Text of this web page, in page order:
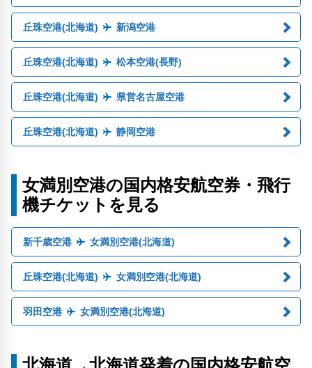
丘珠空港(北海道) 新潟空港
丘珠空港(北海道) 松本空港(長野)
丘珠空港(北海道) 県営名古屋空港
丘珠空港(北海道) 静岡空港
女満別空港の国内格安航空券・飛行
機チケットを見る
新千歳空港 女満別空港(北海道)
丘珠空港(北海道) 女満別空港(北海道)
羽田空港 女満別空港(北海道)